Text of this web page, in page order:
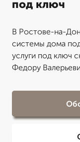
под ключ
В Ростове-на-
системы дома
услуги под ключ
Федору